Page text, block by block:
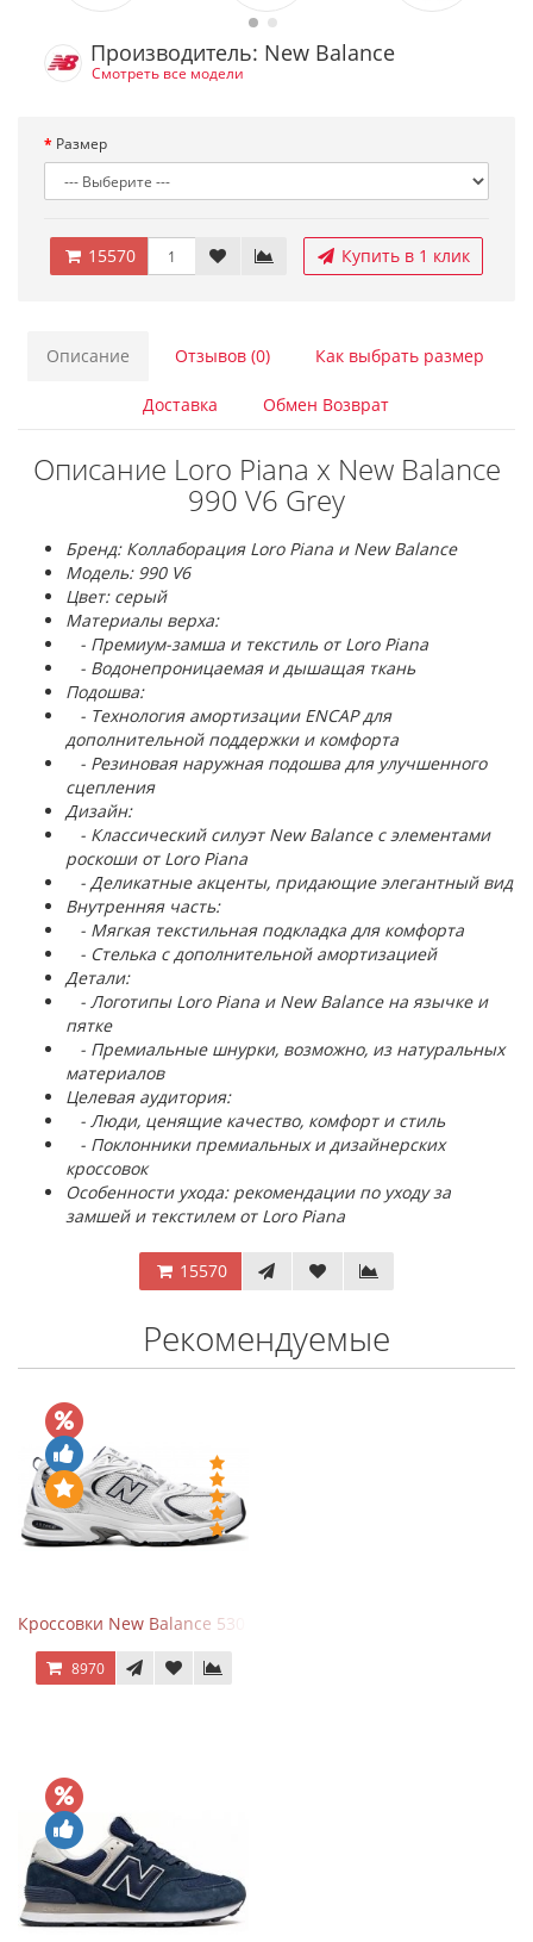
Производитель: New Balance
Смотреть все модели
Размер
15570 Купить в 1 клик
Описание Отзывов (0) Как выбрать размер
Доставка Обмен Возврат
Описание Loro Piana x New Balance
990 V6 Grey
Бренд: Коллаборация Loro Piana и New Balance
Модель: 990 V6
Цвет: серый
Материалы верха:
- Премиум-замша и текстиль от Loro Piana
- Водонепроницаемая и дышащая ткань
Подошва:
- Технология амортизации ENCAP для
дополнительной поддержки и комфорта
- Резиновая наружная подошва для улучшенного
сцепления
Дизайн:
- Классический силуэт New Balance с элементами
роскоши от Loro Piana
- Деликатные акценты, придающие элегантный вид
Внутренняя часть:
- Мягкая текстильная подкладка для комфорта
- Стелька с дополнительной амортизацией
Детали:
- Логотипы Loro Piana и New Balance на язычке и
пятке
- Премиальные шнурки, возможно, из натуральных
материалов
Целевая аудитория:
- Люди, ценящие качество, комфорт и стиль
- Поклонники премиальных и дизайнерских
кроссовок
Особенности ухода: рекомендации по уходу за
замшей и текстилем от Loro Piana
15570
Рекомендуемые
Кроссовки New Balance 530 White Silver Navy
8970